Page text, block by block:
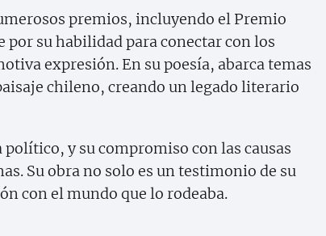
premios, incluyendo el Premio
por su habilidad para conectar con los
expresión. En su poesía, abarca temas
chileno, creando un legado literario
y su compromiso con las causas
Su obra no solo es un testimonio de su
con el mundo que lo rodeaba.